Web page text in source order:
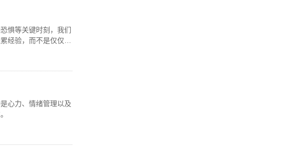
惧等关键时刻，我们
经验，而不是仅仅积
心力、情绪管理以及